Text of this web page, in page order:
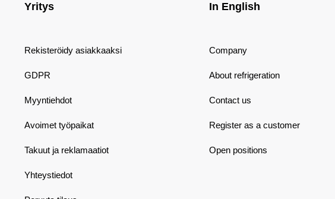
Yritys
Rekisteröidy asiakkaaksi
GDPR
Myyntiehdot
Avoimet työpaikat
Takuut ja reklamaatiot
Yhteystiedot
In English
Company
About refrigeration
Contact us
Register as a customer
Open positions